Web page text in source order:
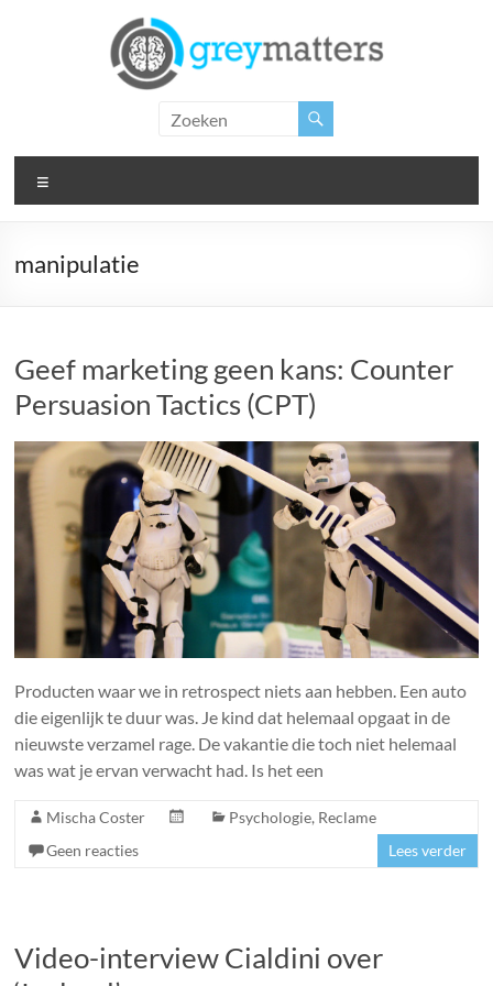
Matters
Insight.
Inspiration.
manipulatie
Geef marketing geen kans: Counter
Persuasion Tactics (CPT)
Producten waar we in retrospect niets aan hebben. Een auto
die eigenlijk te duur was. Je kind dat helemaal opgaat in de
nieuwste verzamel rage. De vakantie die toch niet helemaal
was wat je ervan verwacht had. Is het een
Mischa Coster Psychologie, Reclame
Geen reacties
Lees verder
Video-interview Cialdini over